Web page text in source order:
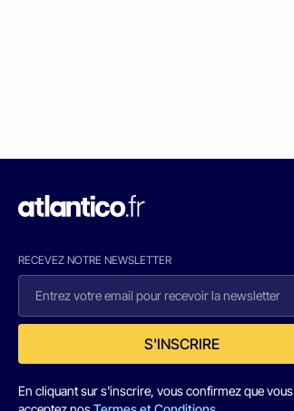
RECEVEZ NOTRE NEWSLETTER
S'INSCRIRE
En cliquant sur s'inscrire, vous confirmez que vous